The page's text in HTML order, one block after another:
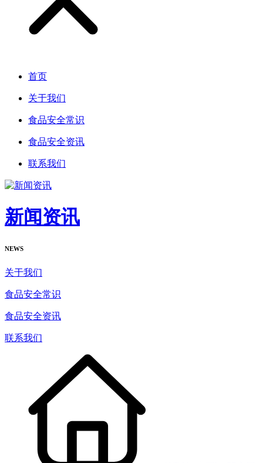
首页
关于我们
食品安全常识
食品安全资讯
联系我们
新闻资讯
NEWS
关于我们
食品安全常识
食品安全资讯
联系我们